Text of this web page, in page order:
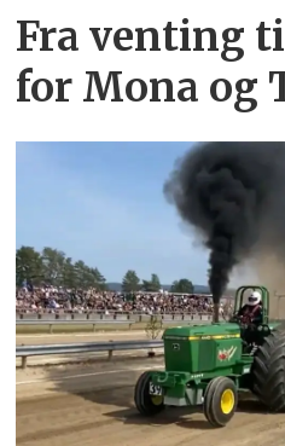
Fra venting
for Mona og